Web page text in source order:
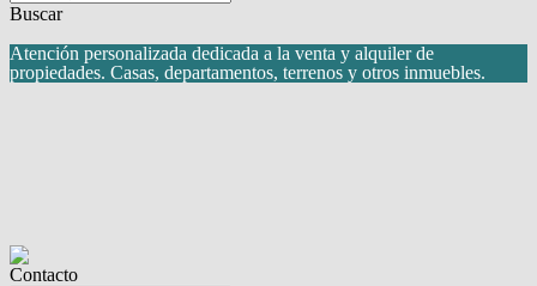
Buscar
Atención personalizada dedicada a la venta y alquiler de
propiedades. Casas, departamentos, terrenos y otros inmuebles.
Contacto